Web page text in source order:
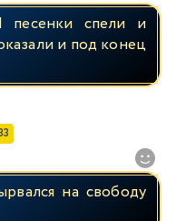
песенки спели и
и под конец
на свободу